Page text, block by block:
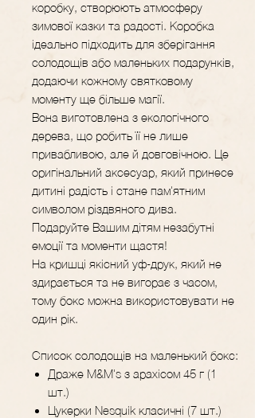
коробку, створюють атмосферу
зимової казки та радості. Коробка
ідеально підходить для зберігання
солодощів або маленьких подарунків,
додаючи кожному святковому
моменту ще більше магії.
Вона виготовлена з екологічного
дерева, що робить її не лише
привабливою, але й довговічною. Це
оригінальний аксесуар, який принесе
дитині радість і стане пам'ятним
символом різдвяного дива.
Подаруйте Вашим дітям незабутні
емоції та моменти щастя!​​​​​​​​​​​​​​
​​​​​​​На кришці якісний уф-друк, який не
здирається та не вигорає з часом,
тому бокс можна використовувати не
один рік.
Список солодощів на маленький бокс:
Драже M&M's з арахісом 45 г (1
шт.)
Цукерки Nesquik класичні (7 шт.)